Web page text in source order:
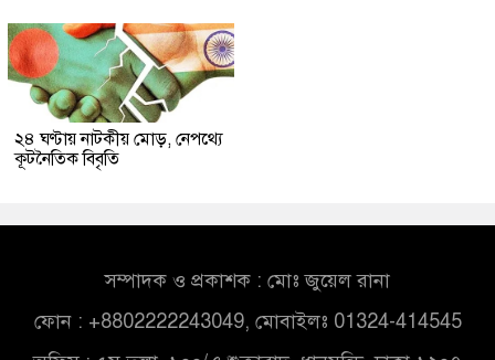
২৪ ঘণ্টায় নাটকীয় মোড়, নেপথ্যে
কূটনৈতিক বিবৃতি
সম্পাদক ও প্রকাশক : মোঃ জুয়েল রানা
ফোন : +8802222243049, মোবাইলঃ 01324-414545